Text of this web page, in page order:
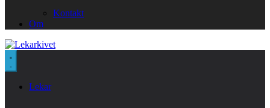
Kontakt
Om
Lekar